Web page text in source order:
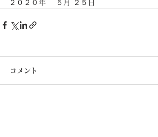
２０２０年 　５月 ２５日
コメント